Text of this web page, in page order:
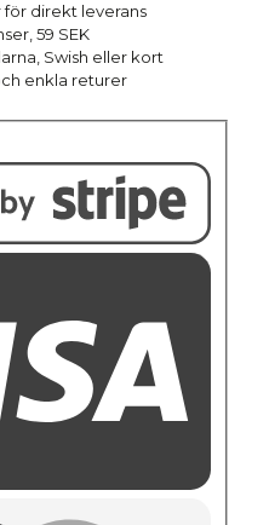
för direkt leverans
59 SEK
Swish eller kort
enkla returer